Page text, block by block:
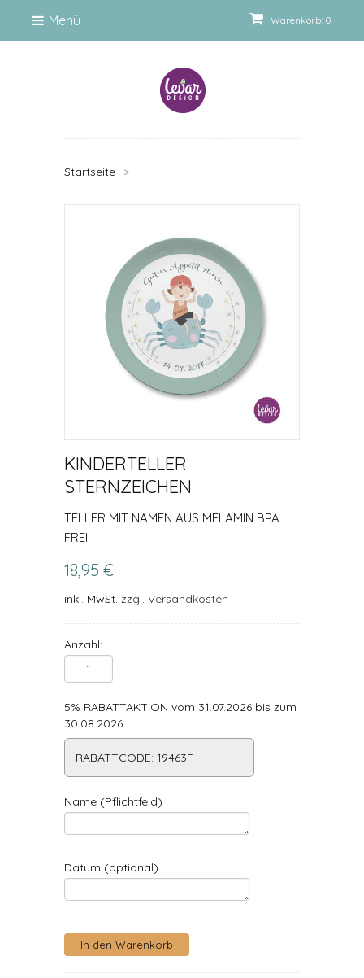
Warenkorb: 0
Menü
Startseite >
KINDERTELLER
STERNZEICHEN
TELLER MIT NAMEN AUS MELAMIN BPA
FREI
18,95 €
inkl. MwSt. zzgl. Versandkosten
Anzahl:
5% RABATTAKTION vom 31.07.2026 bis zum
30.08.2026
RABATTCODE: 19463F
Name (Pflichtfeld)
Datum (optional)